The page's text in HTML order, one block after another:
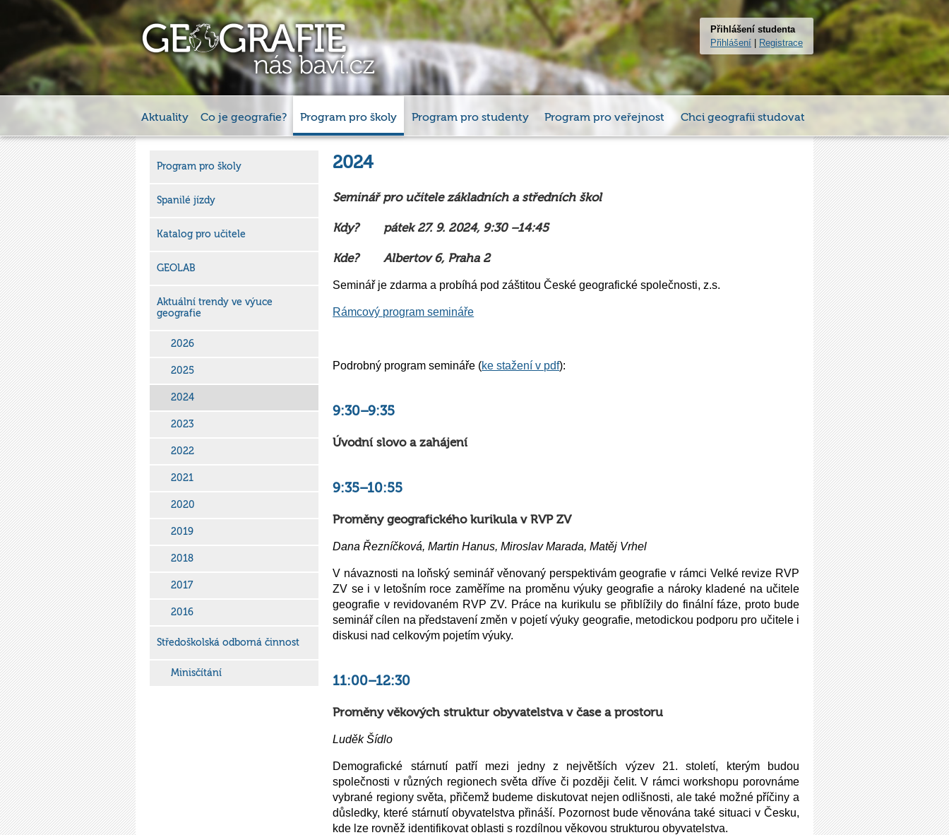
Přihlášení studenta
Přihlášení
Registrace
Aktuality Co je geografie? Program pro školy Program pro studenty Program pro veřejnost Chci geografii studovat
Program pro školy
Spanilé jízdy
Katalog pro učitele
GEOLAB
Aktuální trendy ve výuce
geografie
2026
2025
2024
2023
2022
2021
2020
2019
2018
2017
2016
Středoškolská odborná činnost
Minisčítání
2024
Seminář pro učitele základních a středních škol
Kdy? pátek 27. 9. 2024, 9:30 –14:45
Kde?Albertov 6, Praha 2
Seminář je zdarma a probíhá pod záštitou České geografické společnosti, z.s.
Rámcový program semináře
Podrobný program semináře (ke stažení v pdf):
9:30–9:35
Úvodní slovo a zahájení
9:35–10:55
Proměny geografického kurikula v RVP ZV
Dana Řezníčková, Martin Hanus, Miroslav Marada, Matěj Vrhel
V návaznosti na loňský seminář věnovaný perspektivám geografie v rámci Velké revize RVP
ZV se i v letošním roce zaměříme na proměnu výuky geografie a nároky kladené na učitele
geografie v revidovaném RVP ZV. Práce na kurikulu se přiblížily do finální fáze, proto bude
seminář cílen na představení změn v pojetí výuky geografie, metodickou podporu pro učitele i
diskusi nad celkovým pojetím výuky.
11:00–12:30
Proměny věkových struktur obyvatelstva v čase a prostoru
Luděk Šídlo
Demografické stárnutí patří mezi jedny z největších výzev 21. století, kterým budou
společnosti v různých regionech světa dříve či později čelit. V rámci workshopu porovnáme
vybrané regiony světa, přičemž budeme diskutovat nejen odlišnosti, ale také možné příčiny a
důsledky, které stárnutí obyvatelstva přináší. Pozornost bude věnována také situaci v Česku,
kde lze rovněž identifikovat oblasti s rozdílnou věkovou strukturou obyvatelstva.